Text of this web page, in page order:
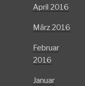
April 2016
März 2016
Februar
2016
Januar